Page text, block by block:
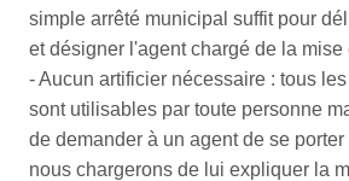
simple arrêté municipal suffit pour
et désigner l'agent chargé de la mise
- Aucun artificier nécessaire : tous
sont utilisables par toute personne
de demander à un agent de se
nous chargerons de lui expliquer la